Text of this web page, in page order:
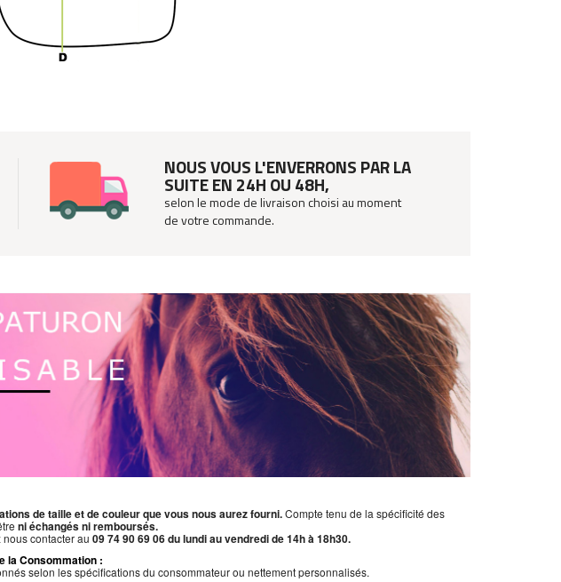
NOUS VOUS L'ENVERRONS PAR LA
SUITE EN 24H OU 48H,
selon le mode de livraison choisi au moment
de votre commande.
de taille et de couleur que vous nous aurez fourni.Compte tenu de la spécificité des
ni échangés ni remboursés.
contacter au 09 74 90 69 06 du lundi au vendredi de 14h à 18h30.
la Consommation :
selon les spécifications du consommateur ou nettement personnalisés.